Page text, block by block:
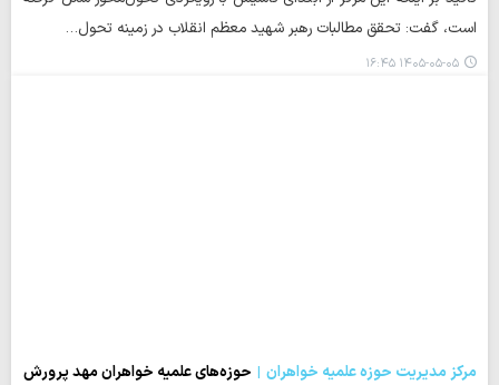
است، گفت: تحقق مطالبات رهبر شهید معظم انقلاب در زمینه تحول…
۱۴۰۵-۰۵-۰۵ ۱۶:۴۵
مرکز مدیریت حوزه علمیه خواهران
حوزه‌های علمیه خواهران مهد پرورش